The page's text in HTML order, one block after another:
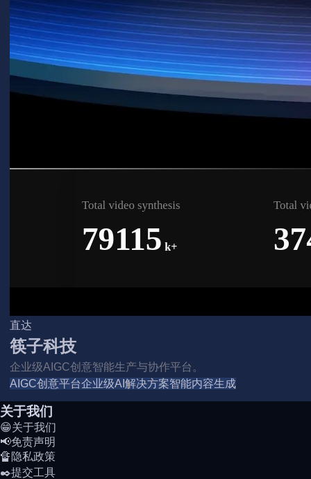
直达
筷子科技
企业级AIGC创意智能生产与协作平台。
AIGC创意平台企业级AI解决方案智能内容生成
关于我们
😁关于我们
📢免责声明
🔏隐私政策
✒️提交工具